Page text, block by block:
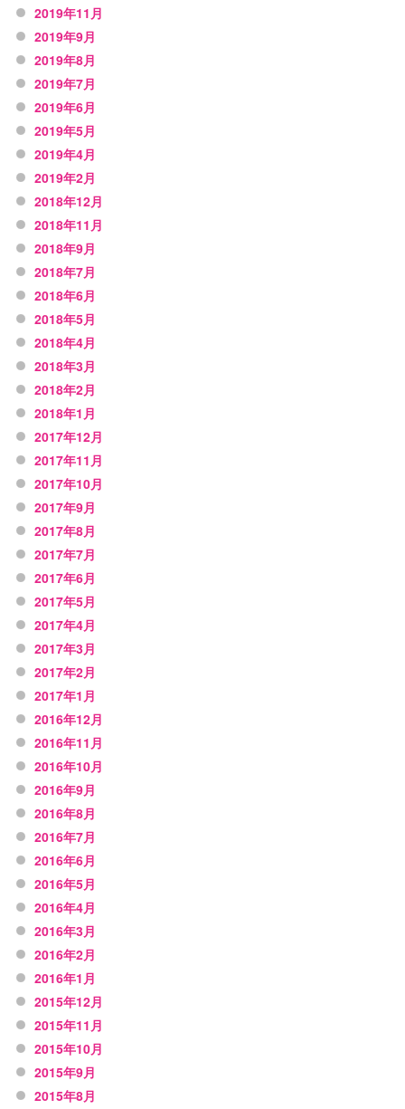
2019年11月
2019年9月
2019年8月
2019年7月
2019年6月
2019年5月
2019年4月
2019年2月
2018年12月
2018年11月
2018年9月
2018年7月
2018年6月
2018年5月
2018年4月
2018年3月
2018年2月
2018年1月
2017年12月
2017年11月
2017年10月
2017年9月
2017年8月
2017年7月
2017年6月
2017年5月
2017年4月
2017年3月
2017年2月
2017年1月
2016年12月
2016年11月
2016年10月
2016年9月
2016年8月
2016年7月
2016年6月
2016年5月
2016年4月
2016年3月
2016年2月
2016年1月
2015年12月
2015年11月
2015年10月
2015年9月
2015年8月